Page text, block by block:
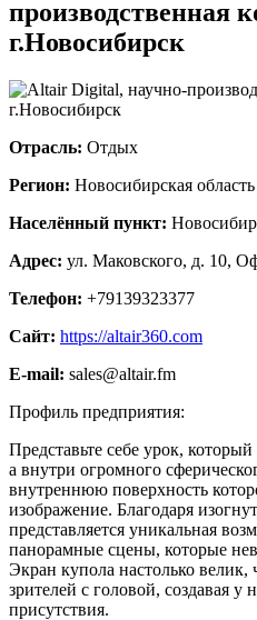
производственная
г.Новосибирск
Отрасль: Отдых
Регион: Новосибирская область
Населённый пункт:
Адрес: ул. Маковского, д. 10,
Телефон: +79139323377
Сайт: https://altair360.com
E-mail: sales@altair.fm
Профиль предприятия:
Представьте себе урок,
а внутри огромного
внутреннюю поверхность
изображение. Благодаря
представляется уникальная
панорамные сцены, которые
Экран купола настолько велик,
зрителей с головой, создавая у
присутствия.